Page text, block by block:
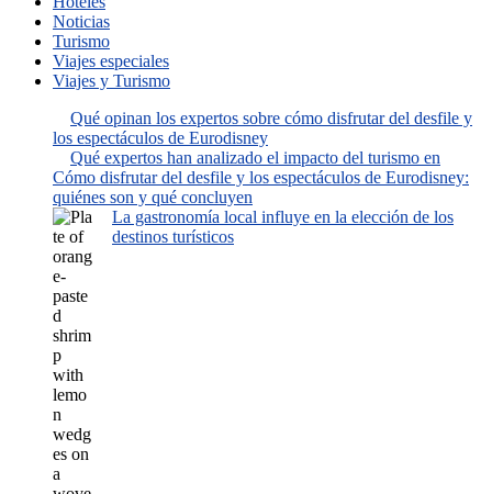
Noticias
Turismo
Viajes especiales
Viajes y Turismo
Qué opinan los expertos sobre cómo disfrutar del desfile y
los espectáculos de Eurodisney
Qué expertos han analizado el impacto del turismo en
Cómo disfrutar del desfile y los espectáculos de Eurodisney:
quiénes son y qué concluyen
La gastronomía local influye en la elección de los
destinos turísticos